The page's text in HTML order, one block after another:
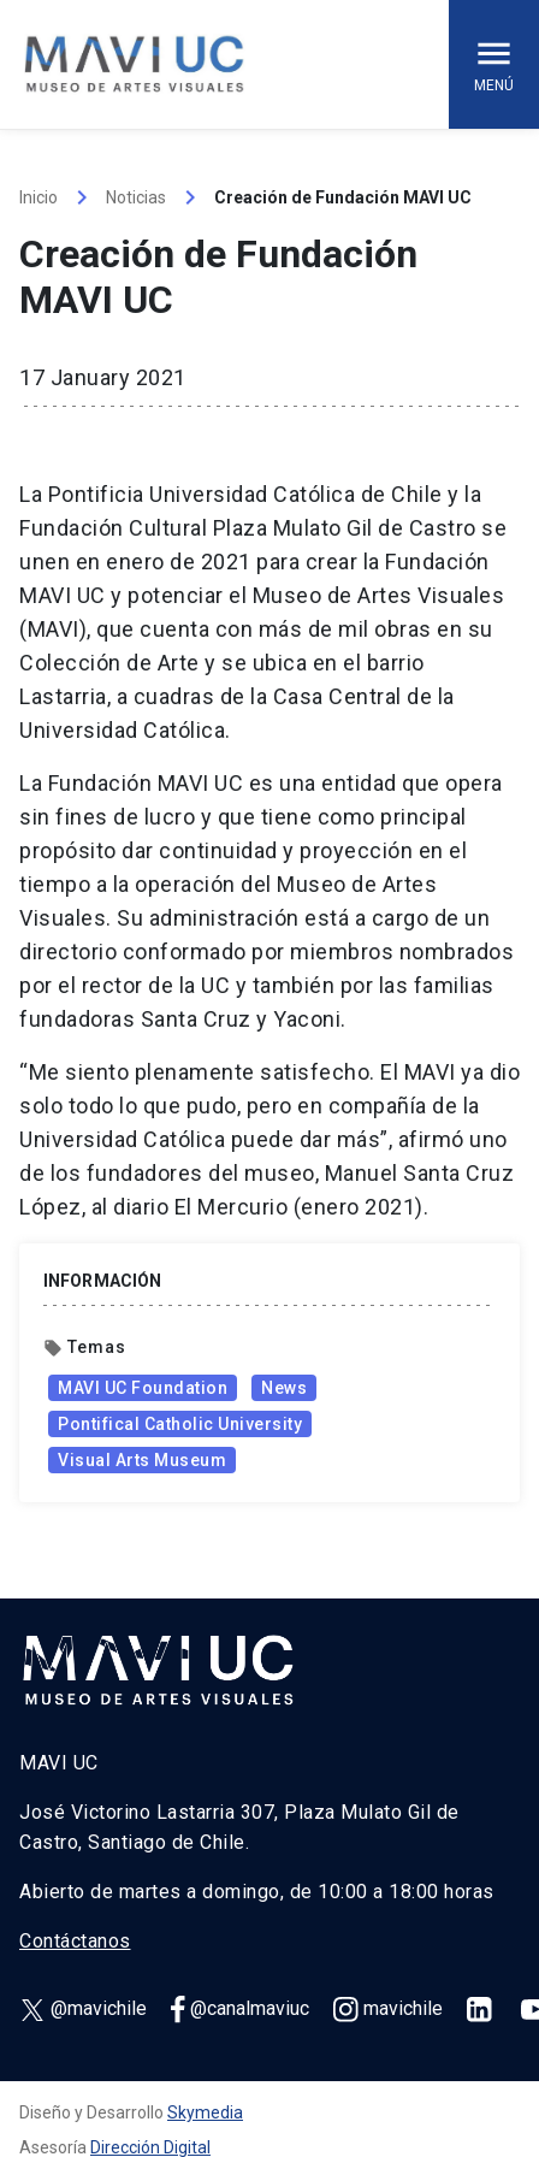
content
MENÚ
Inicio keyboard_arrow_right Noticias keyboard_arrow_right Creación de Fundación MAVI UC
Creación de Fundación
MAVI UC
17 January 2021
La Pontificia Universidad Católica de Chile y la
Fundación Cultural Plaza Mulato Gil de Castro se
unen en enero de 2021 para crear la Fundación
MAVI UC y potenciar el Museo de Artes Visuales
(MAVI), que cuenta con más de mil obras en su
Colección de Arte y se ubica en el barrio
Lastarria, a cuadras de la Casa Central de la
Universidad Católica.
La Fundación MAVI UC es una entidad que opera
sin fines de lucro y que tiene como principal
propósito dar continuidad y proyección en el
tiempo a la operación del Museo de Artes
Visuales. Su administración está a cargo de un
directorio conformado por miembros nombrados
por el rector de la UC y también por las familias
fundadoras Santa Cruz y Yaconi.
“Me siento plenamente satisfecho. El MAVI ya dio
solo todo lo que pudo, pero en compañía de la
Universidad Católica puede dar más”, afirmó uno
de los fundadores del museo, Manuel Santa Cruz
López, al diario El Mercurio (enero 2021).
INFORMACIÓN
local_offer Temas
MAVI UC Foundation
News
Pontifical Catholic University
Visual Arts Museum
MAVI UC
José Victorino Lastarria 307, Plaza Mulato Gil de
Castro, Santiago de Chile.
Abierto de martes a domingo, de 10:00 a 18:00 horas
Contáctanos
@mavichile @canalmaviuc mavichile
Diseño y Desarrollo Skymedia
Asesoría Dirección Digital